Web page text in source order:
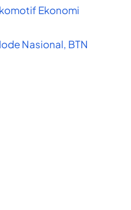
Ekonomi
Nasional, BTN